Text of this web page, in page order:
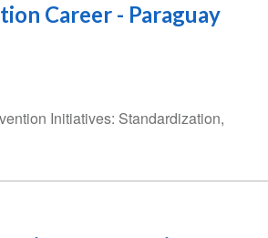
Career - Paraguay
Initiatives: Standardization,